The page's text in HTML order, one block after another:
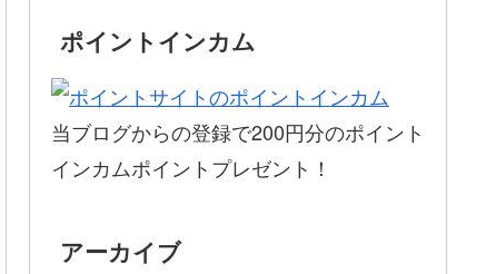
ポイントインカム
当ブログからの登録で200円分のポイント
インカムポイントプレゼント！
アーカイブ